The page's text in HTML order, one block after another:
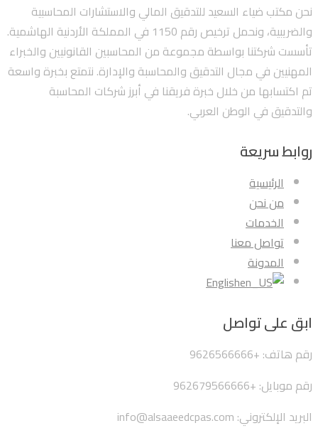
نحن مكتب ضياء السعيد للتدقيق المالي والاستشارات المحاسبية
والضريبية، ونحمل ترخيص رقم 1150 في المملكة الأردنية الهاشمية.
تأسست شركتنا بواسطة مجموعة من المحاسبين القانونيين والخبراء
المهنيين في مجال التدقيق والمحاسبة والإدارة. نتمتع بخبرة واسعة
تم اكتسابها من خلال خبرة فريقنا في أبرز شركات المحاسبة
والتدقيق في الوطن العربي.
روابط سريعة
الرئيسية
من نحن
الخدمات
تواصل معنا
المدونة
English
ابق على تواصل
رقم هاتف: +9626566666
رقم موبايل: +962679566666
البريد الإلكتروني: info@alsaaeedcpas.com